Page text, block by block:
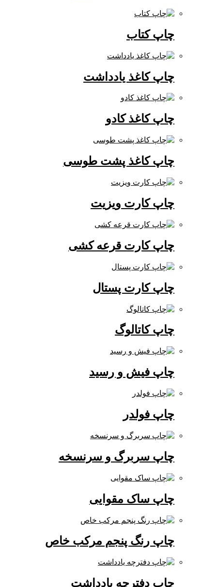
چاپ کتاب
چاپ کاغذ یادداشت
چاپ کاغذ کادو
چاپ کاغذ پشت طوسی
چاپ کارت ویزیت
چاپ کارت قرعه کشی
چاپ کارت پستال
چاپ کاتالوگ
چاپ فیش و رسید
چاپ فولدر
چاپ سربرگ و سرنسخه
چاپ ساک مقوایی
چاپ رنگ پنجم مرکب خاص
چاپ دفترچه یادداشت